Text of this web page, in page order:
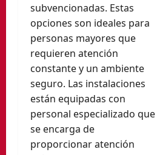
subvencionadas. Estas
opciones son ideales para
personas mayores que
requieren atención
constante y un ambiente
seguro. Las instalaciones
están equipadas con
personal especializado que
se encarga de
proporcionar atención